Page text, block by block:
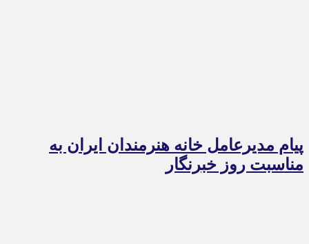
پیام مدیرعامل خانه هنرمندان ایران به
مناسبت روز خبرنگار